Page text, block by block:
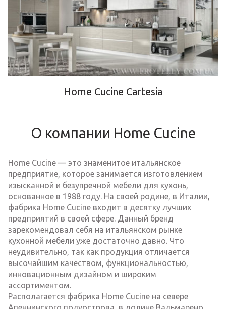
Home Cucine Cartesia
О компании Home Cucine
Home Cucine — это знаменитое итальянское
предприятие, которое занимается изготовлением
изысканной и безупречной мебели для кухонь,
основанное в 1988 году. На своей родине, в Италии,
фабрика Home Cucine входит в десятку лучших
предприятий в своей сфере. Данный бренд
зарекомендовал себя на итальянском рынке
кухонной мебели уже достаточно давно. Что
неудивительно, так как продукция отличается
высочайшим качеством, функциональностью,
инновационным дизайном и широким
ассортиментом.
Располагается фабрика Home Cucine на севере